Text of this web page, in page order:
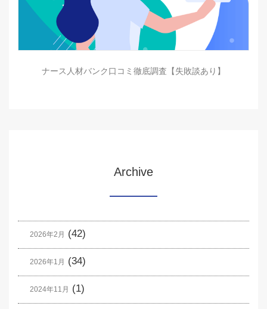
ナース人材バンク口コミ徹底調査【失敗談あり】
Archive
2026年2月 (42)
2026年1月 (34)
2024年11月 (1)